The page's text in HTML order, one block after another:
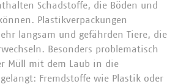
Schadstoffe, die Böden und
Plastikverpackungen
langsam und gefährden Tiere, die
Besonders problematisch
Müll mit dem Laub in die
Fremdstoffe wie Plastik oder